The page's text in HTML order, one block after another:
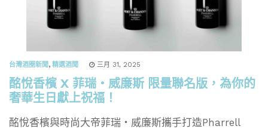
台灣酒圈新聞, 精選酒聞 三月 31, 2025
酩悅香檳 X 菲瑞・威廉斯 限量聯名版，為你的
奢華生日獻上祝福！
酩悅香檳與時尚大帝菲瑞・威廉斯攜手打造Pharrell